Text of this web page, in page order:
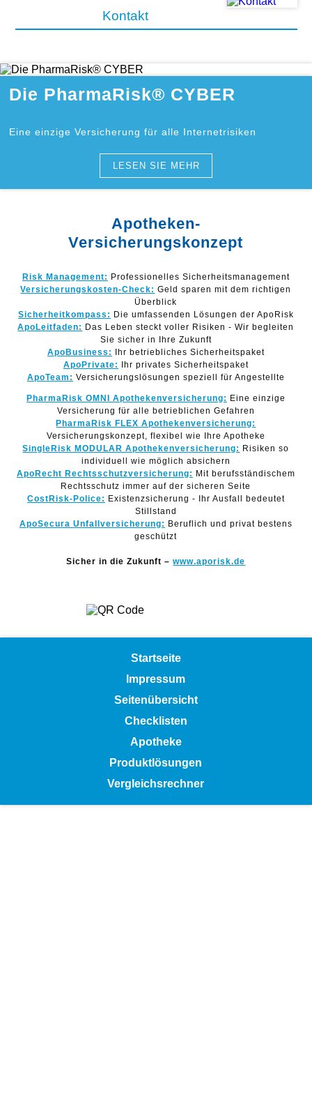
Kontakt
Die PharmaRisk® CYBER
Eine einzige Versicherung für alle Internetrisiken
LESEN SIE MEHR
Apotheken-
Versicherungskonzept
Risk Management: Professionelles Sicherheitsmanagement
Versicherungskosten-Check: Geld sparen mit dem richtigen
Überblick
Sicherheitkompass: Die umfassenden Lösungen der ApoRisk
ApoLeitfaden: Das Leben steckt voller Risiken - Wir begleiten
Sie sicher in Ihre Zukunft
ApoBusiness: Ihr betriebliches Sicherheitspaket
ApoPrivate: Ihr privates Sicherheitspaket
ApoTeam: Versicherungslösungen speziell für Angestellte
PharmaRisk OMNI Apothekenversicherung: Eine einzige
Versicherung für alle betrieblichen Gefahren
PharmaRisk FLEX Apothekenversicherung:
Versicherungskonzept, flexibel wie Ihre Apotheke
SingleRisk MODULAR Apothekenversicherung: Risiken so
individuell wie möglich absichern
ApoRecht Rechtsschutzversicherung: Mit berufsständischem
Rechtsschutz immer auf der sicheren Seite
CostRisk-Police: Existenzsicherung - Ihr Ausfall bedeutet
Stillstand
ApoSecura Unfallversicherung: Beruflich und privat bestens
geschützt
Sicher in die Zukunft –www.aporisk.de
Startseite
Impressum
Seitenübersicht
Checklisten
Apotheke
Produktlösungen
Vergleichsrechner